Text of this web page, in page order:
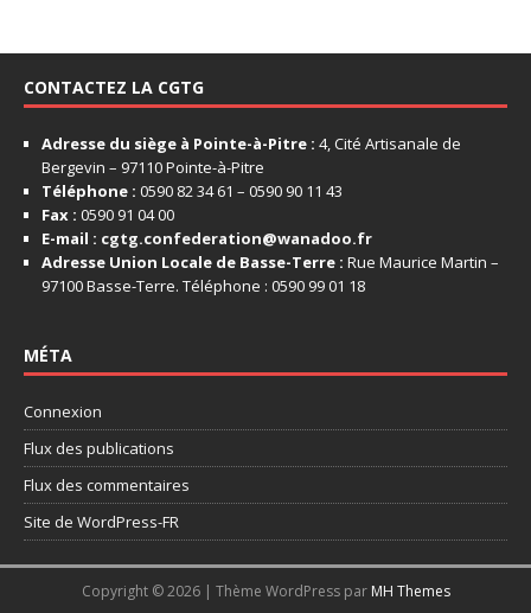
CONTACTEZ LA CGTG
Adresse du siège à Pointe-à-Pitre : 4, Cité Artisanale de
Bergevin – 97110 Pointe-à-Pitre
Téléphone : 0590 82 34 61 – 0590 90 11 43
Fax : 0590 91 04 00
E-mail : cgtg.confederation@wanadoo.fr
Adresse Union Locale de Basse-Terre : Rue Maurice Martin –
97100 Basse-Terre. Téléphone : 0590 99 01 18
MÉTA
Connexion
Flux des publications
Flux des commentaires
Site de WordPress-FR
Copyright © 2026 | Thème WordPress par MH Themes